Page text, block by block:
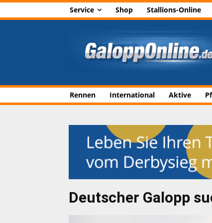
Service Shop Stallions-Online
Rennen International Aktive
Deutscher Galopp